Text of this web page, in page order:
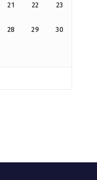
21 22 23
28 29 30